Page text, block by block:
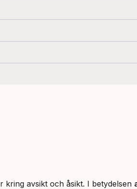
avsikt och åsikt. I betydelsen